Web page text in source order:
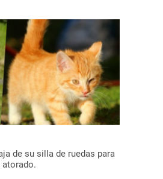
de su silla de ruedas para